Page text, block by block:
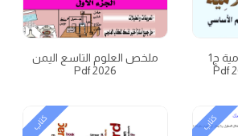
كتاب التربية الاسلامية ج1
ملخص العلوم التاسع اليمن
2026 Pdf
كتاب كتاب